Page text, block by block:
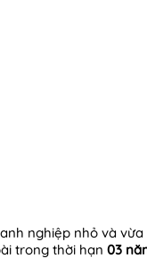
nghiệp nhỏ và
trong thời hạn 03